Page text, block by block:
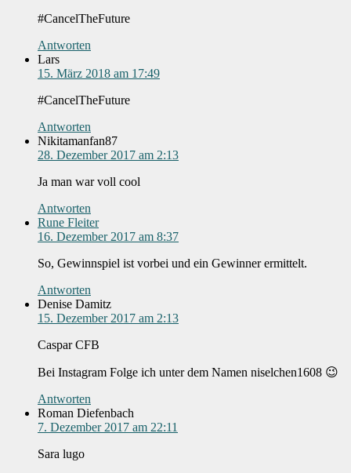
#CancelTheFuture
Antworten
Lars
15. März 2018 am 17:49
#CancelTheFuture
Antworten
Nikitamanfan87
28. Dezember 2017 am 2:13
Ja man war voll cool
Antworten
Rune Fleiter
16. Dezember 2017 am 8:37
So, Gewinnspiel ist vorbei und ein Gewinner ermittelt.
Antworten
Denise Damitz
15. Dezember 2017 am 2:13
Caspar CFB
Bei Instagram Folge ich unter dem Namen niselchen1608 😉
Antworten
Roman Diefenbach
7. Dezember 2017 am 22:11
Sara lugo